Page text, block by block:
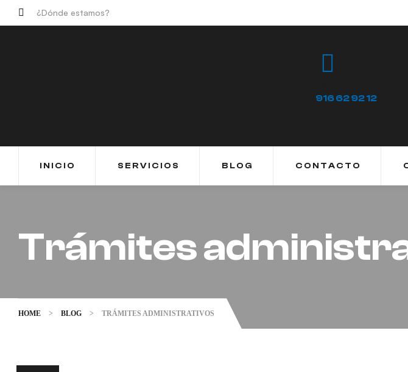
¿Dónde estamos?
916 62 92 12
INICIO SERVICIOS BLOG CONTACTO
Trámites
HOME > BLOG > TRÁMITES ADMINISTRATIVOS